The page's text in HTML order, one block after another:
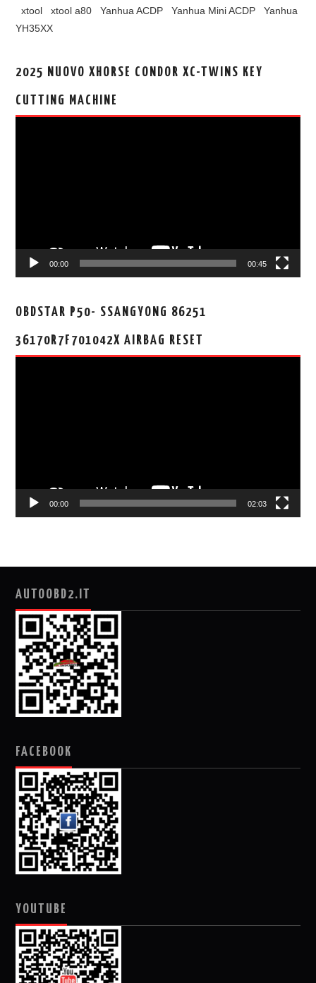
xtool
xtool a80 Yanhua ACDP Yanhua Mini ACDP
Yanhua
YH35XX
2025 NUOVO XHORSE CONDOR XC-TWINS KEY
CUTTING MACHINE
00:00 00:45
OBDSTAR P50- SSANGYONG 86251
36170R7F701042X AIRBAG RESET
00:00 02:03
AUTOOBD2.IT
FACEBOOK
YOUTUBE